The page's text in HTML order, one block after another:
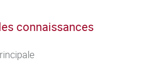
connaissances